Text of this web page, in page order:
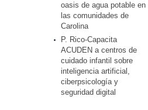
oasis de agua potable en
las comunidades de
Carolina
P. Rico-Capacita
ACUDEN a centros de
cuidado infantil sobre
inteligencia artificial,
ciberpsicología y
seguridad digital